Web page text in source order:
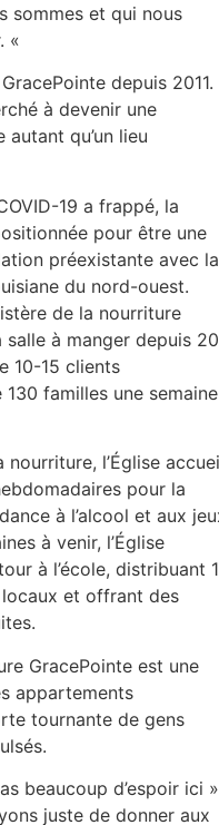
sommes et qui nous
«
depuis 2011.
à devenir une
qu’un lieu
19 a frappé, la
pour être une
préexistante avec la
du nord-ouest.
de la nourriture
à manger depuis
10-15 clients
familles une semaine
l’Église
pour la
à l’alcool et aux
à venir, l’Église
à l’école, distribuant
et offrant des
GracePointe est une
appartements
tournante de gens
beaucoup d’espoir ici
juste de donner aux